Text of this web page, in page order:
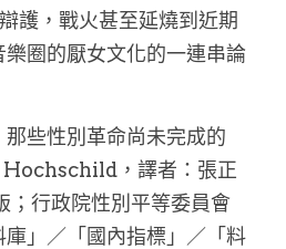
護，戰火甚至延燒到近期
圈的厭女文化的一連串論
些性別革命尚未完成的
，譯者：張正
；行政院性別平等委員會
庫」／「國內指標」／「料